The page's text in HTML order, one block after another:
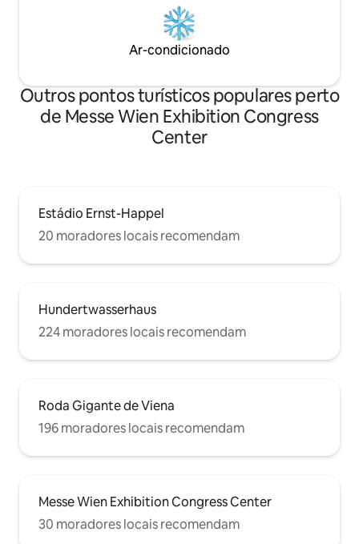
Ar-condicionado
Outros pontos turísticos populares perto
de Messe Wien Exhibition Congress
Center
Estádio Ernst-Happel
20 moradores locais recomendam
Hundertwasserhaus
224 moradores locais recomendam
Roda Gigante de Viena
196 moradores locais recomendam
Messe Wien Exhibition Congress Center
30 moradores locais recomendam